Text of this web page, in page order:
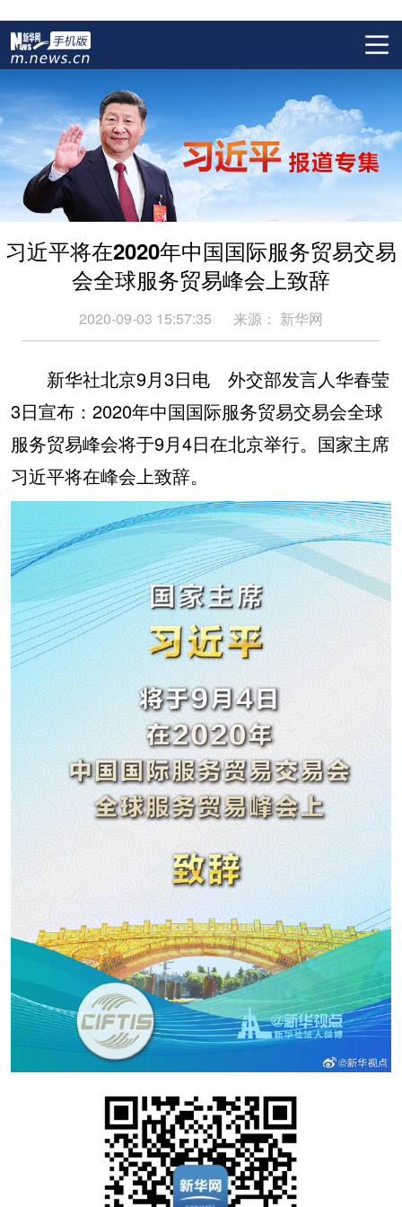
习近平将在2020年中国国际服务贸易交易
会全球服务贸易峰会上致辞
2020-09-03 15:57:35 来源： 新华网
新华社北京9月3日电 外交部发言人华春莹
3日宣布：2020年中国国际服务贸易交易会全球
服务贸易峰会将于9月4日在北京举行。国家主席
习近平将在峰会上致辞。